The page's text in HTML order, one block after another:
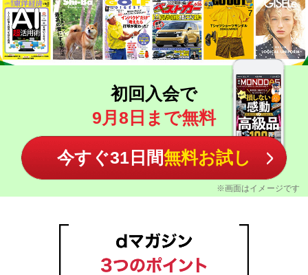
初回入会で
9月8日まで無料
今すぐ31日間無料お試し
※画面はイメージです